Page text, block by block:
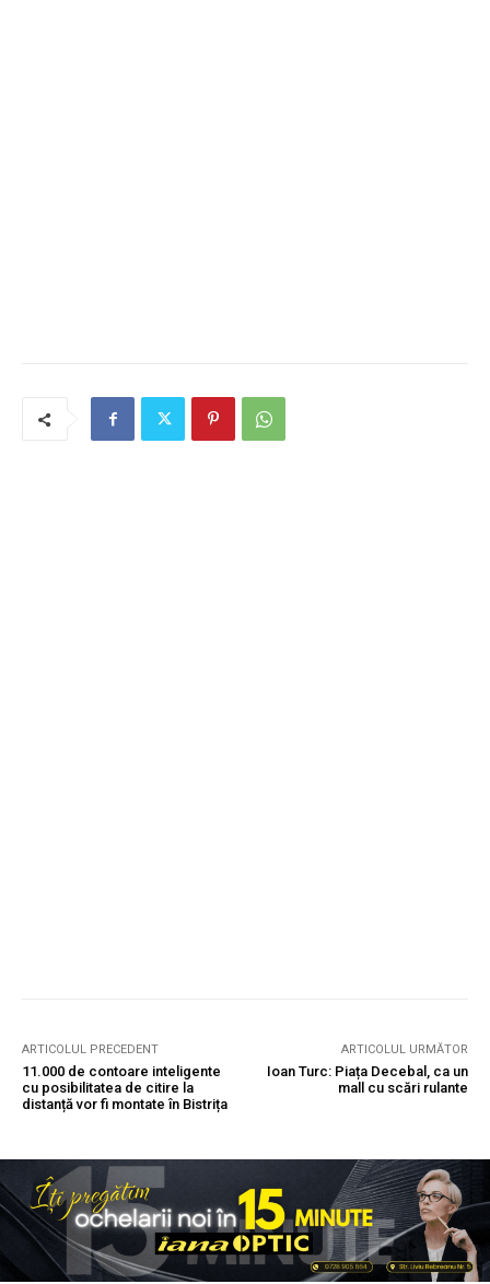
ARTICOLUL PRECEDENT
11.000 de contoare inteligente
cu posibilitatea de citire la
distanță vor fi montate în Bistrița
ARTICOLUL URMĂTOR
Ioan Turc: Piața Decebal, ca un
mall cu scări rulante